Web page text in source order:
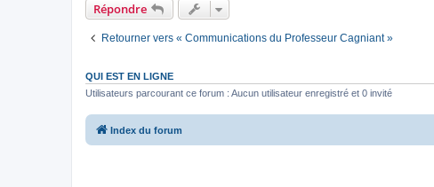
Répondre
Retourner vers « Communications du Professeur Cagniant »
QUI EST EN LIGNE
Utilisateurs parcourant ce forum : Aucun utilisateur enregistré et 0 invité
Index du forum